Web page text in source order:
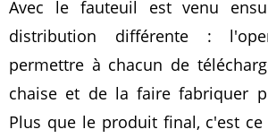
Avec le fauteuil est venu
distribution différente :
permettre à chacun de
chaise et de la faire fabriquer
Plus que le produit final, c'est